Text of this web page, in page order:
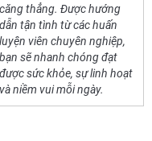
căng thẳng. Được hướng
dẫn tận tình từ các huấn
luyện viên chuyên nghiệp,
bạn sẽ nhanh chóng đạt
được sức khỏe, sự linh hoạt
và niềm vui mỗi ngày.